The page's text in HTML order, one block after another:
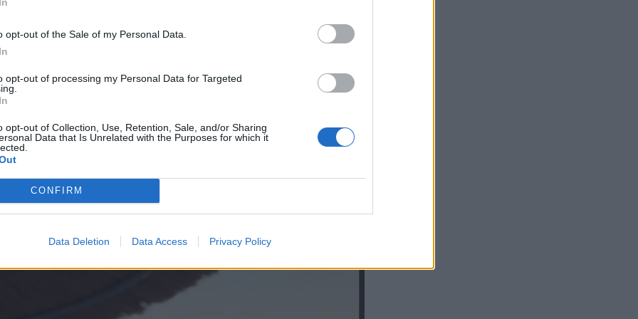
opt-out of the Sale of my Personal Data.
opt-out of processing my Personal Data for Targeted
opt-out of Collection, Use, Retention, Sale, and/or Sharing
Data that Is Unrelated with the Purposes for which it
CONFIRM
Data Deletion Data Access Privacy Policy
τράβηξε η ίδια η Μάργκω.
p/CSlgMYmtexR
στην κόρη της
έκανε ένα στόρι στο οποίο την απαθανατίζει,